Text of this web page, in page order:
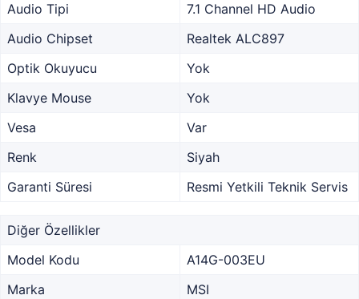
Audio Tipi
7.1 Channel HD Audio
Audio Chipset
Realtek ALC897
Optik Okuyucu
Yok
Klavye Mouse
Yok
Vesa
Var
Renk
Siyah
Garanti Süresi
Resmi Yetkili Teknik Servis
Diğer Özellikler
Model Kodu
A14G-003EU
Marka
MSI